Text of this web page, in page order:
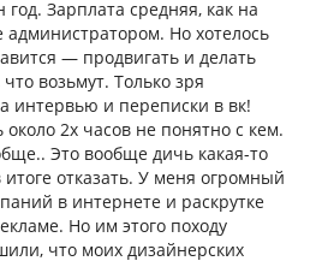
Зарплата средняя, как на
Но хотелось
— продвигать и делать
возьмут. Только зря
интервью и переписки в вк!
2х часов не понятно с кем.
Это вообще дичь какая-то
отказать. У меня огромный
в интернете и раскрутке
Но им этого походу
что моих дизайнерских